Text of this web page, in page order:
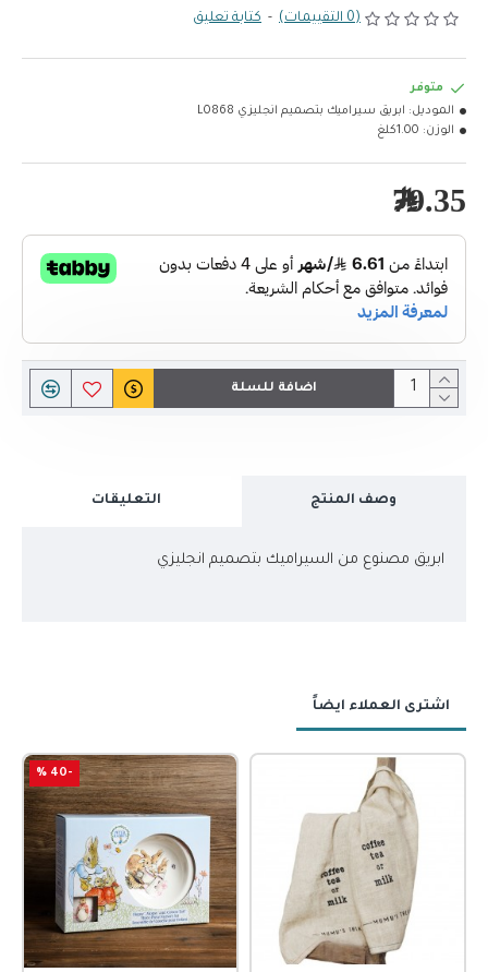
(0 التقييمات) - كتابة تعليق
79.35﷼
متوفر
الموديل: ابريق سيراميك بتصميم انجليزي L0868
الوزن: 1.00كلغ
اضافة للسلة
وصف المنتج التعليقات
ابريق مصنوع من السيراميك بتصميم انجليزي
اشترى العملاء ايضاً
-40 %